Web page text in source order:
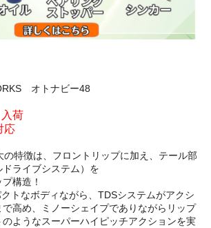
オトナビー48
荷
応
の特徴は、フロントリップに加え、テール部
ライブシステム）を
構造！
トなボディながら、TDSシステムがアクシ
で高め、ミノーシェイプでありながらリップ
のようなスーパーハイピッチアクションを実